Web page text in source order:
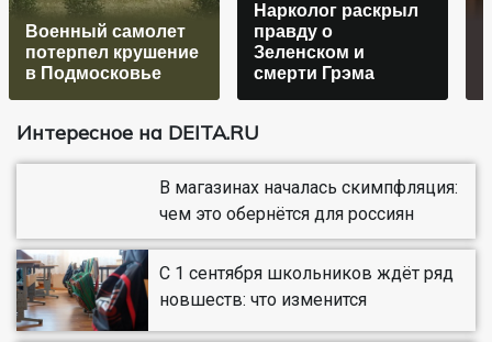
Военный самолет
потерпел крушение
в Подмосковье
Нарколог раскрыл
правду о
Зеленском и
смерти Грэма
Интересное на DEITA.RU
В магазинах началась скимпфляция:
чем это обернётся для россиян
С 1 сентября школьников ждёт ряд
новшеств: что изменится